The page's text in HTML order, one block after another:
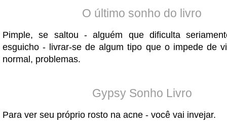
O último sonho do livro
Pimple, se saltou - alguém que dificulta
esguicho - livrar-se de algum tipo que o impede de
normal, problemas.
Gypsy Sonho Livro
Para ver seu próprio rosto na acne - você vai invejar.